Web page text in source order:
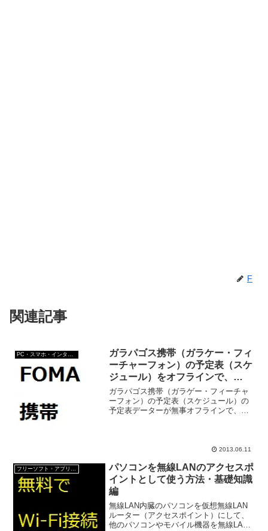
F
関連記事
PC・スマホ・インターネットトラブルの解消方法
ガラパゴス携帯（ガラケー・フィ
ーチャーフォン）の予定表（スケ
ジュール）をオフラインで、
Android末端にコピー
ガラパゴス携帯（ガラゲー・フィーチャ
ーフォン）の予定表（スケジュール）の
予定表データーが無事オフラインで、
2013.06.11
フリーソフト・アプリ・Webサービス
パソコンを無線LANのアクセスポ
イントとして使う方法・基礎知識
編
無線LAN内臓のパソコンを仮想無線LAN
ルーター（アクセスポイント）にして、
他のパソコンやモバイル機器を無線LAN